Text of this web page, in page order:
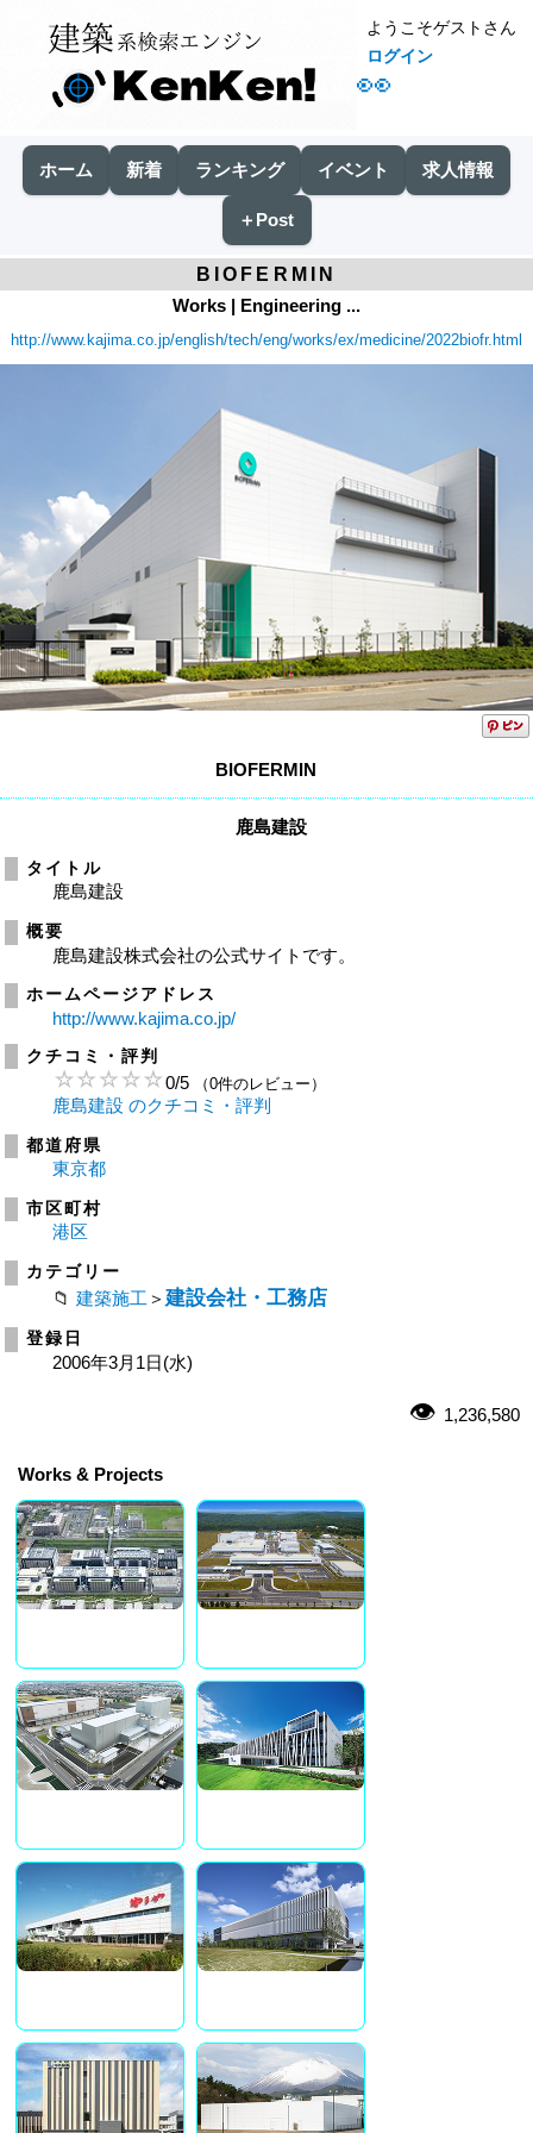
👀
ようこそゲストさん
ログイン
ホーム 新着 ランキング イベント 求人情報
＋Post
BIOFERMIN
Works | Engineering ...
http://www.kajima.co.jp/english/tech/eng/works/ex/medicine/2022biofr.html
BIOFERMIN
鹿島建設
タイトル
鹿島建設
概要
鹿島建設株式会社の公式サイトです。
ホームページアドレス
http://www.kajima.co.jp/
クチコミ・評判
0/5 （0件のレビュー）
鹿島建設 のクチコミ・評判
都道府県
東京都
市区町村
港区
カテゴリー
建築施工 ＞ 建設会社・工務店
登録日
2006年3月1日(水)
1,236,580
Works & Projects